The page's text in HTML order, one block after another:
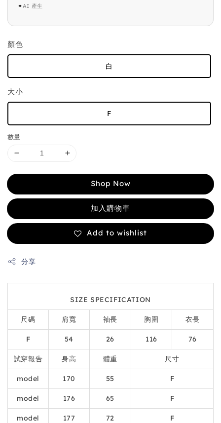
✦AI 產生
顏色
白
大小
F
數量
Shop Now
加入購物車
Add to wishlist
分享
SIZE SPECIFICATION
尺碼 肩寬 袖長 胸圍 衣長
F 54 26 116 76
試穿報告 身高 體重 尺寸
model 170 55 F
model 176 65 F
model 177 72 F